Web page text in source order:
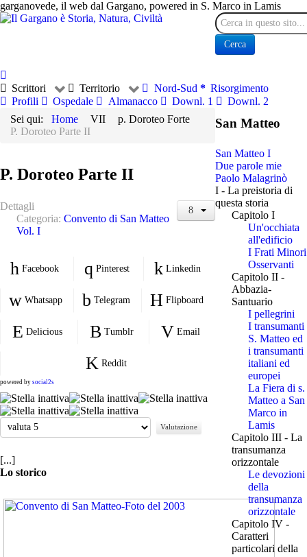
garganovede, il web dal Gargano, powered in S. Marco in Lamis
Cerca
Cerca
Scrittori Territorio Nord-Sud
Risorgimento
Profili
Ospedale Almanacco Downl. 1
Downl. 2
Sei qui:
Home VII
p. Doroteo Forte
P. Doroteo Parte II
P. Doroteo Parte II
Dettagli
Categoria: Convento di San Matteo
Vol. I
Facebook Pinterest Linkedin
Whatsapp Telegram Flipboard
Delicious Tumblr Email
Reddit
powered by social2s
Valuta
[...]
Lo storico
San Matteo
San Matteo I
Due parole mie
Paolo Malagrinò
I - La preistoria di
questa storia
Capitolo I
Un'occhiata
all'edificio
I Frati Minori
Osservanti
Capitolo II -
Abbazia-
Santuario
I pellegrini
I transumanti
S. Matteo ed
i transumanti
italiani ed
europei
La Fiera di s.
Matteo a San
Marco in
Lamis
Capitolo III - La
transumanza
orizzontale
Le devozioni
della
transumanza
orizzontale
Capitolo IV -
Caratteri
particolari della